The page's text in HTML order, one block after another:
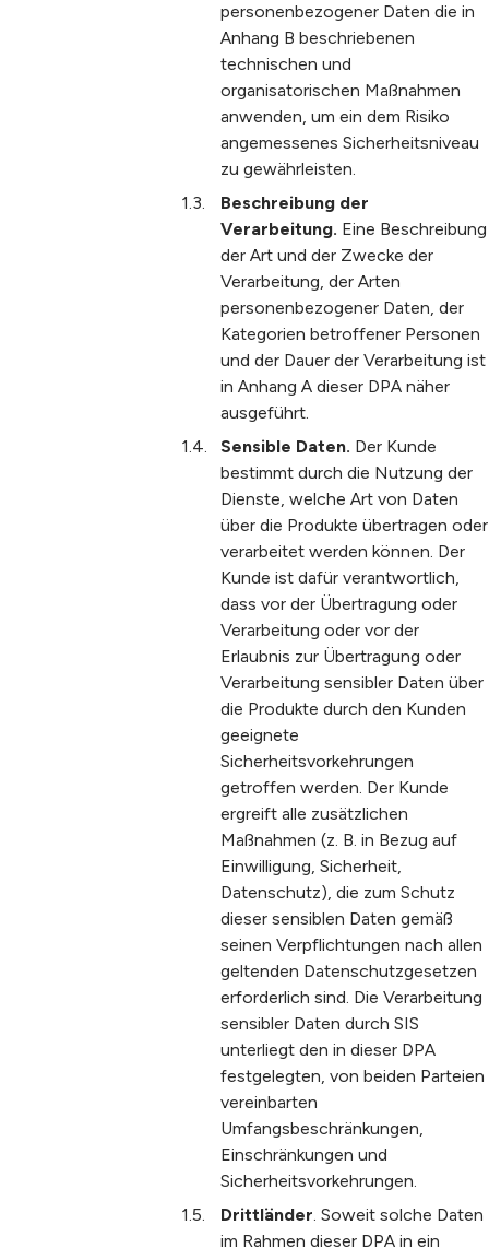
personenbezogener Daten die in
Anhang B beschriebenen
technischen und
organisatorischen Maßnahmen
anwenden, um ein dem Risiko
angemessenes Sicherheitsniveau
zu gewährleisten.
Beschreibung der
Verarbeitung. Eine Beschreibung
der Art und der Zwecke der
Verarbeitung, der Arten
personenbezogener Daten, der
Kategorien betroffener Personen
und der Dauer der Verarbeitung ist
in Anhang A dieser DPA näher
ausgeführt.
Sensible Daten. Der Kunde
bestimmt durch die Nutzung der
Dienste, welche Art von Daten
über die Produkte übertragen oder
verarbeitet werden können. Der
Kunde ist dafür verantwortlich,
dass vor der Übertragung oder
Verarbeitung oder vor der
Erlaubnis zur Übertragung oder
Verarbeitung sensibler Daten über
die Produkte durch den Kunden
geeignete
Sicherheitsvorkehrungen
getroffen werden. Der Kunde
ergreift alle zusätzlichen
Maßnahmen (z. B. in Bezug auf
Einwilligung, Sicherheit,
Datenschutz), die zum Schutz
dieser sensiblen Daten gemäß
seinen Verpflichtungen nach allen
geltenden Datenschutzgesetzen
erforderlich sind. Die Verarbeitung
sensibler Daten durch SIS
unterliegt den in dieser DPA
festgelegten, von beiden Parteien
vereinbarten
Umfangsbeschränkungen,
Einschränkungen und
Sicherheitsvorkehrungen.
Drittländer. Soweit solche Daten
im Rahmen dieser DPA in ein